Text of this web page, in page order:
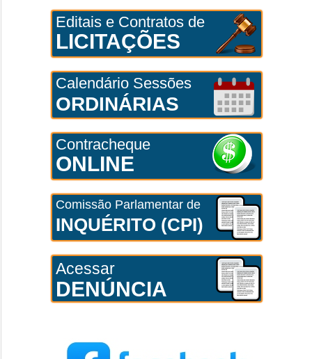
Editais e Contratos de
LICITAÇÕES
Calendário Sessões
ORDINÁRIAS
Contracheque
ONLINE
Comissão Parlamentar de
INQUÉRITO (CPI)
Acessar
DENÚNCIA